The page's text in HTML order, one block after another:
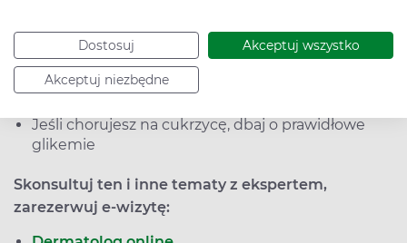
Dostosuj Akceptuj wszystko
Akceptuj niezbędne
Jeśli wrzód jest w miejscu podatnym na pocenie,
unikaj wysiłku fizycznego, często wietrz skórę w
okolicach zmiany. Udaj się do lekarza i zastosuj się
do jego zaleceń
Jeśli chorujesz na cukrzycę, dbaj o prawidłowe
glikemie
Skonsultuj ten i inne tematy z ekspertem,
zarezerwuj e-wizytę: